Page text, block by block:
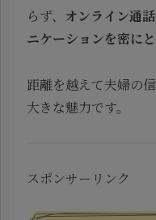
らず、 オンライン通
ニケーションを密に
距離を越えて夫婦の
大きな魅力です。
スポンサーリンク